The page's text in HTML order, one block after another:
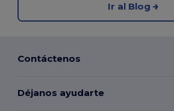
Ir al Blog
Contáctenos
Déjanos ayudarte